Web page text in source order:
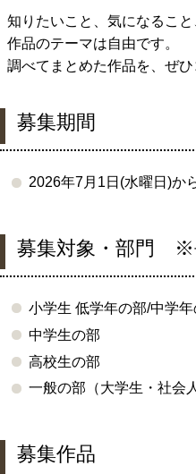
知りたいこと、気になるこ
作品のテーマは自由です。
調べてまとめた作品を、ぜ
募集期間
2026年7月1日(水曜日)か
募集対象・部門 ※
小学生 低学年の部/中学
中学生の部
高校生の部
一般の部（大学生・社会
募集作品